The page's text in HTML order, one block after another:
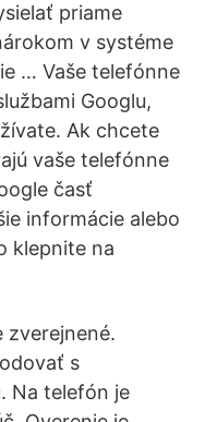
priame
v systéme
… Vaše telefónne
Googlu,
Ak chcete
vaše telefónne
časť
informácie alebo
klepnite na
zverejnené.
s
Na telefón je